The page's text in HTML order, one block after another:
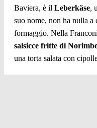
Baviera, è il Leberkäse,
suo nome, non ha nulla
formaggio. Nella
salsicce fritte di
una torta salata con